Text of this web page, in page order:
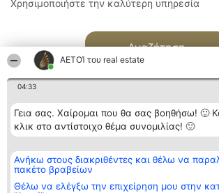
ΑΕΤΟΊ του real estate
04:33
Γεια σας. Χαίρομαι που θα σας βοηθήσω! 🙂
κλικ στο αντίστοιχο θέμα συνομιλίας! 🙂
Ανήκω στους διακριθέντες και θέλω να
πακέτο βραβείων
Θέλω να ελέγξω την επιχείρηση μου στην
Χρησιμοποιήστε την καλύτερη υπηρεσία
Αναζήτηση
Διοργανωτής της
κατάταξης
BEAUTIFUL COMPANY
ΤΗΛ. ΕΠΙΚΟΙΝΩΝΙΑΣ:
Κατάταξη
Διακριθέντες
των
διακριθέντων